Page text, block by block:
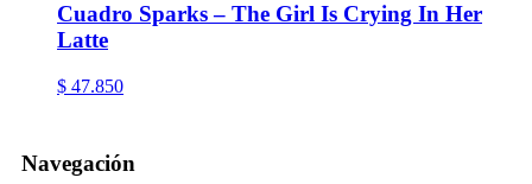
Cuadro Sparks – The Girl Is Crying In Her
Latte
$ 47.850
Navegación